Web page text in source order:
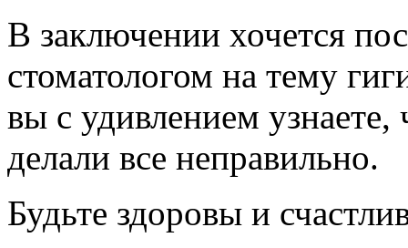
В заключении хочется
стоматологом на тему
вы с удивлением
делали все неправильно.
Будьте здоровы и